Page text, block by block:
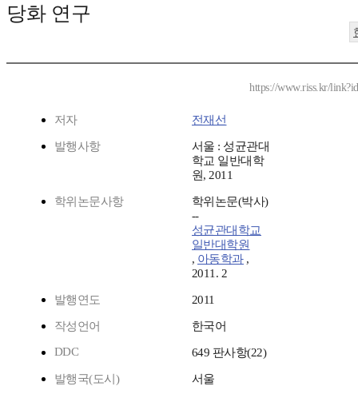
당화 연구
https://www.riss.kr/
저자 전재선
발행사항
서울 : 성균관대
학교 일반대학
원, 2011
학위논문사항
학위논문(박사)
--
성균관대학교
일반대학원
, 아동학과 ,
2011. 2
발행연도 2011
작성언어
한국어
DDC
649 판사항(22)
발행국(도시) 서울